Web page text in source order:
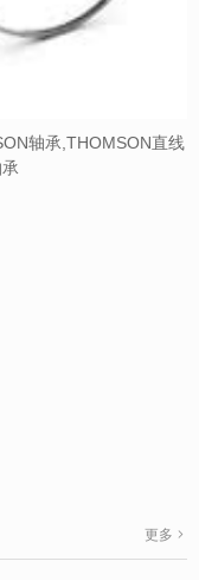
轴承,THOMSON直线
更多